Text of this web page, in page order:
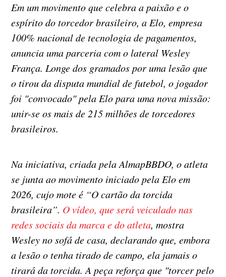
Em um movimento que celebra a paixão e o
espírito do torcedor brasileiro, a Elo, empresa
100% nacional de tecnologia de pagamentos,
anuncia uma parceria com o lateral Wesley
França. Longe dos gramados por uma lesão que
o tirou da disputa mundial de futebol, o jogador
foi "convocado" pela Elo para uma nova missão:
unir-se os mais de 215 milhões de torcedores
brasileiros.
Na iniciativa, criada pela AlmapBBDO, o atleta
se junta ao movimento iniciado pela Elo em
2026, cujo mote é “O cartão da torcida
brasileira”. O vídeo, que será veiculado nas
redes sociais da marca e do atleta, mostra
Wesley no sofá de casa, declarando que, embora
a lesão o tenha tirado de campo, ela jamais o
tirará da torcida. A peça reforça que "torcer pelo